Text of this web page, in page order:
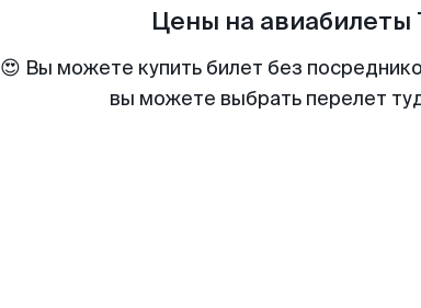
Цены на авиабилеты
😍 Вы можете купить билет без
вы можете выбрать перелет